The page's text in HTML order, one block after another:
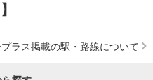
ラス掲載の駅・路線について